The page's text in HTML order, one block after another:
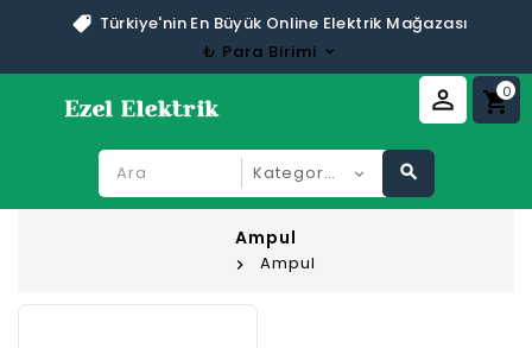
Türkiye'nin En Büyük Online Elektrik Mağazası
₺ Para Birimi
search
perm_identity shopping_cart
0
Ampul
Ampul